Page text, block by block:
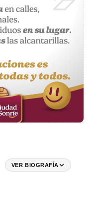
VER BIOGRAFÍA